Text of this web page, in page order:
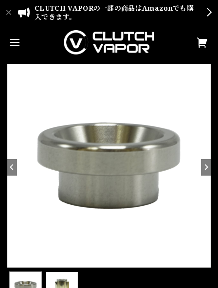
CLUTCH VAPORの一部の商品はAmazonでも購
入できます。